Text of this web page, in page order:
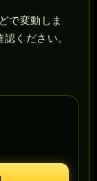
で変動しま
認ください。